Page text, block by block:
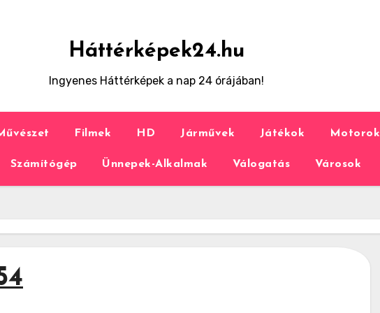
Háttérképek24.hu
Ingyenes Háttérképek a nap 24 órájában!
Filmek HD Járművek Játékok Motorok
Számítógép Ünnepek-Alkalmak Válogatás Városok